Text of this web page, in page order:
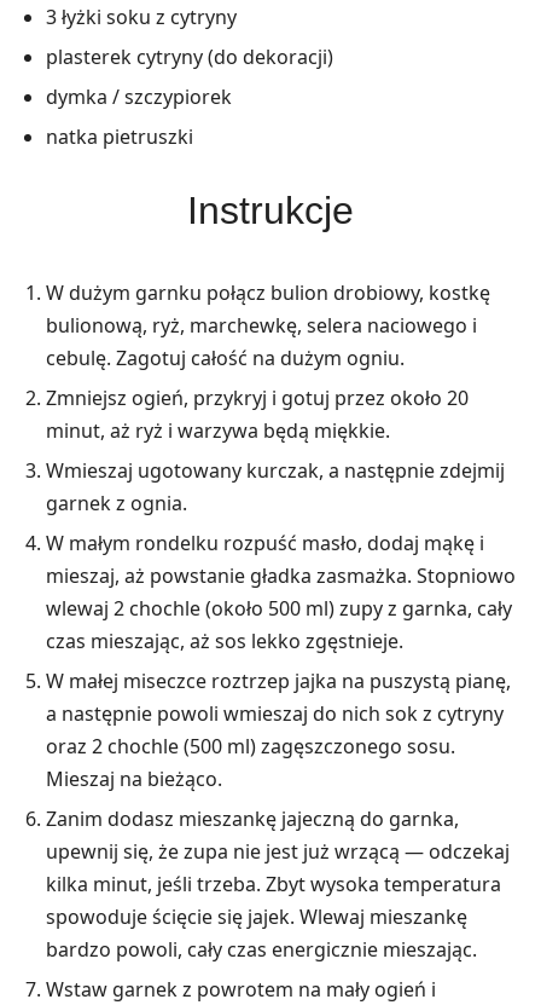
3 łyżki soku z cytryny
plasterek cytryny (do dekoracji)
dymka / szczypiorek
natka pietruszki
Instrukcje
W dużym garnku połącz bulion drobiowy, kostkę
bulionową, ryż, marchewkę, selera naciowego i
cebulę. Zagotuj całość na dużym ogniu.
Zmniejsz ogień, przykryj i gotuj przez około 20
minut, aż ryż i warzywa będą miękkie.
Wmieszaj ugotowany kurczak, a następnie zdejmij
garnek z ognia.
W małym rondelku rozpuść masło, dodaj mąkę i
mieszaj, aż powstanie gładka zasmażka. Stopniowo
wlewaj 2 chochle (około 500 ml) zupy z garnka, cały
czas mieszając, aż sos lekko zgęstnieje.
W małej miseczce roztrzep jajka na puszystą pianę,
a następnie powoli wmieszaj do nich sok z cytryny
oraz 2 chochle (500 ml) zagęszczonego sosu.
Mieszaj na bieżąco.
Zanim dodasz mieszankę jajeczną do garnka,
upewnij się, że zupa nie jest już wrzącą — odczekaj
kilka minut, jeśli trzeba. Zbyt wysoka temperatura
spowoduje ścięcie się jajek. Wlewaj mieszankę
bardzo powoli, cały czas energicznie mieszając.
Wstaw garnek z powrotem na mały ogień i